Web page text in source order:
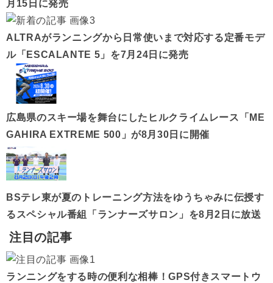
月15日に発売
ALTRAがランニングから日常使いまで対応する定番モデ
ル「ESCALANTE 5」を7月24日に発売
広島県のスキー場を舞台にしたヒルクライムレース「ME
GAHIRA EXTREME 500」が8月30日に開催
BSテレ東が夏のトレーニング方法をゆうちゃみに伝授す
るスペシャル番組「ランナーズサロン」を8月2日に放送
注目の記事
ランニングをする時の便利な相棒！GPS付きスマートウ